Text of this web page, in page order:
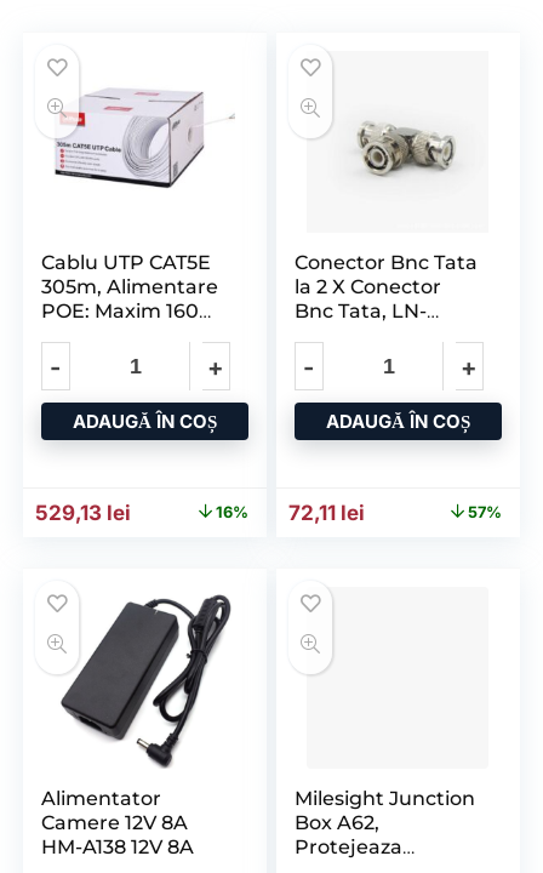
Cablu UTP CAT5E
305m, Alimentare
POE: Maxim 160m,
ADAUGĂ ÎN COȘ
Prețul inițial a fost: 631,07 lei.
529,13 lei Prețul curent este: 529,13 lei.
16%
Conector Bnc Tata
la 2 X Conector
Bnc Tata, LN-
ADAUGĂ ÎN COȘ
Prețul inițial a fost:
72,11 lei Prețul curent
57%
Alimentator
Camere 12V 8A
HM-A138 12V 8A
Milesight Junction
Box A62,
Protejeaza